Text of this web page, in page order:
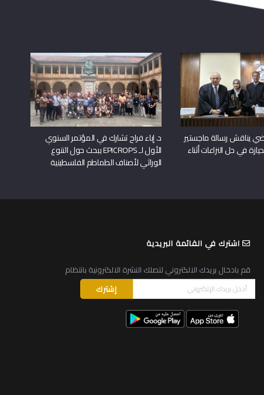
يناقش رسالة ماجستير
في حل النزاعات أثناء
د. إباء فراح تشارك في المؤتمر السنوي
الأول لـ EPICROPS ببحث حول التنوع
الوراثي لأصناف الطماطم الفلسطينية
اشترك في القائمة البريدية
قم بادخال بريدك الالكتروني لتصلك النشرة الالكترونية بانتظام